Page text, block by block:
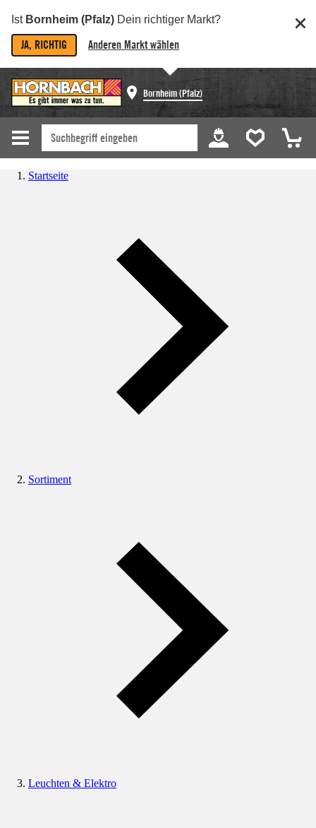
Ist Bornheim (Pfalz) Dein richtiger Markt?
JA, RICHTIG Anderen Markt wählen
Bornheim (Pfalz)
Startseite
Sortiment
Leuchten & Elektro